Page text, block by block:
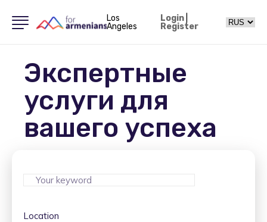
Los
Angeles
Login|
Register
Экспертные
услуги для
вашего успеха
Location